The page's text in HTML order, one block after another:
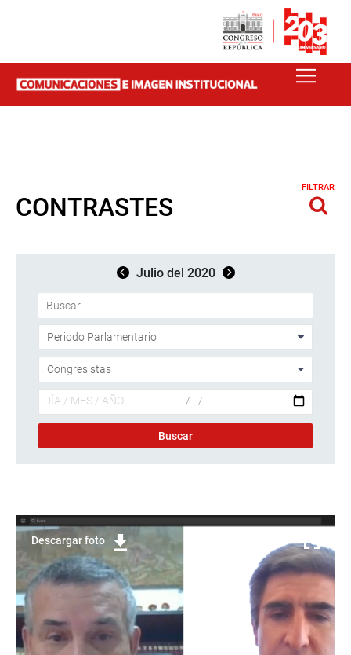
CONTRASTES
FILTRAR
Julio del 2020
Descargar foto